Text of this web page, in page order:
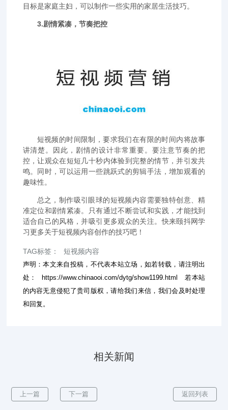
目标是家庭主妇，可以制作一些实用的家居生活技巧。
3.剧情紧凑，节奏把控
短视频的时间限制，要求我们在有限的时间内将故事
讲清楚。因此，剧情的设计非常重要。要注意节奏的把
控，让观众在短短几十秒内体验到完整的情节，并引发共
鸣。同时，可以运用一些跳跃式的剪辑手法，增加观看的
趣味性。
总之，制作吸引眼球的短视频内容需要独特创意、精
准定位和剧情紧凑。只有通过不断尝试和实践，才能找到
适合自己的风格，并吸引更多观众的关注。快来颐抖网学
习更多关于短视频内容创作的技巧吧！
TAG标签： 短视频内容
声明：本文来自投稿，不代表本站立场，如若转载，请注明出
处：
https://www.chinaooi.com/dytg/show1199.html
若本站
的内容无意侵犯了贵司版权，请给我们来信，我们会及时处理
和回复。
相关新闻
上一篇 下一篇 返回列表